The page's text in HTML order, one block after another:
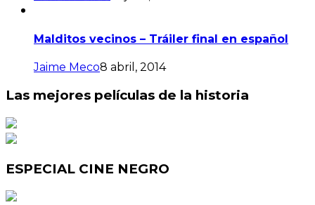
Malditos vecinos – Tráiler final en español
Jaime Meco8 abril, 2014
Las mejores películas de la historia
ESPECIAL CINE NEGRO